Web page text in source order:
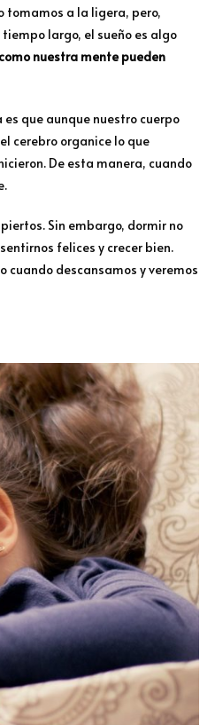
tomamos a la ligera, pero,
largo, el sueño es algo
nuestra mente pueden
que aunque nuestro cuerpo
cerebro organice lo que
De esta manera, cuando
Sin embargo, dormir no
felices y crecer bien.
cuando descansamos y veremos